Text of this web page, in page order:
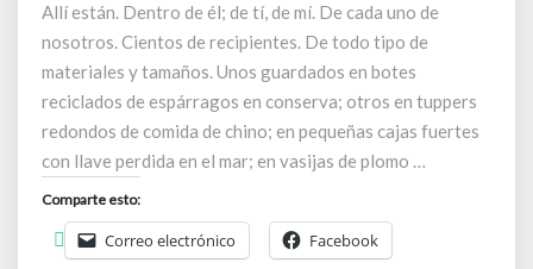
Allí están. Dentro de él; de tí, de mí. De cada uno de
nosotros. Cientos de recipientes. De todo tipo de
materiales y tamaños. Unos guardados en botes
reciclados de espárragos en conserva; otros en tuppers
redondos de comida de chino; en pequeñas cajas fuertes
con llave perdida en el mar; en vasijas de plomo …
Comparte esto:
Correo electrónico Facebook